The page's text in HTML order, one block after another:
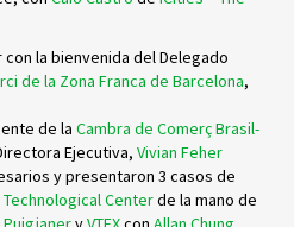
la bienvenida del Delegado
de la Zona Franca de Barcelona,
de la Cambra de Comerç Brasil-
Ejecutiva, Vivian Feher
y presentaron 3 casos de
Centerde la mano de